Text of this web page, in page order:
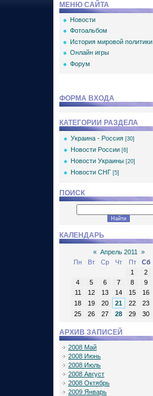
МЕНЮ САЙТА
Новости
Фотоальбом
История мировой политики
Онлайн игры
Форум
ФОРМА ВХОДА
КАТЕГОРИИ РАЗДЕЛА
Украина - Россия [30]
Новости России [6]
Новости Украины [20]
Новости СНГ [5]
ПОИСК
КАЛЕНДАРЬ
« Апрель 2011
»
Пн
Вт Ср Чт Пт Сб
1
2
4
5 6 7 8 9
11
12 13 14 15 16
18
19 20 21 22 23
25
26 27 28 29 30
АРХИВ ЗАПИСЕЙ
2008 Май
2008 Июнь
2008 Июль
2008 Август
2008 Октябрь
2009 Январь